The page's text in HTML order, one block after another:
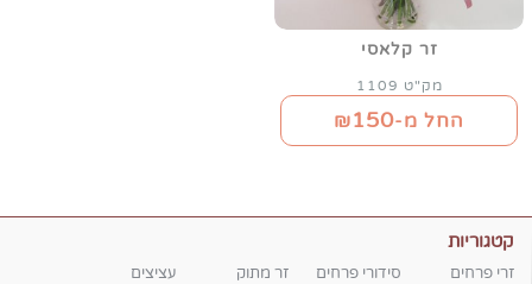
זר קלאסי
מק"ט 1109
החל מ-₪150
קטגוריות
זרי פרחים סידורי פרחים זר מתוק
עציצים